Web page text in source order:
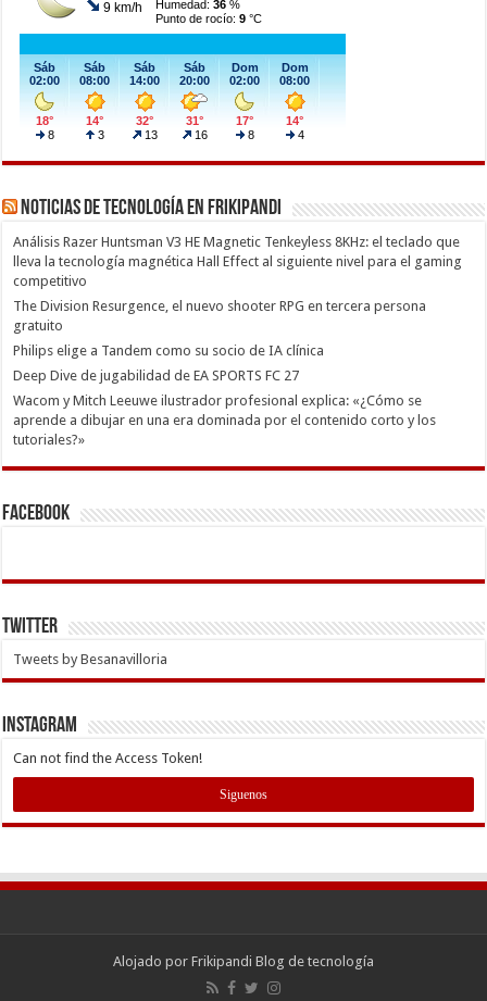
Noticias de Tecnología en Frikipandi
Análisis Razer Huntsman V3 HE Magnetic Tenkeyless 8KHz: el teclado que
lleva la tecnología magnética Hall Effect al siguiente nivel para el gaming
competitivo
The Division Resurgence, el nuevo shooter RPG en tercera persona
gratuito
Philips elige a Tandem como su socio de IA clínica
Deep Dive de jugabilidad de EA SPORTS FC 27
Wacom y Mitch Leeuwe ilustrador profesional explica: «¿Cómo se
aprende a dibujar en una era dominada por el contenido corto y los
tutoriales?»
Facebook
Twitter
Tweets by Besanavilloria
INSTAGRAM
Can not find the Access Token!
Siguenos
Alojado por Frikipandi Blog de tecnología